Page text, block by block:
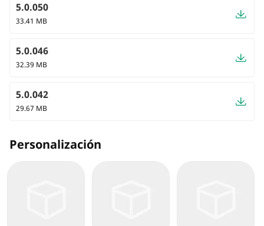
5.0.050
33.41 MB
5.0.046
32.39 MB
5.0.042
29.67 MB
Personalización